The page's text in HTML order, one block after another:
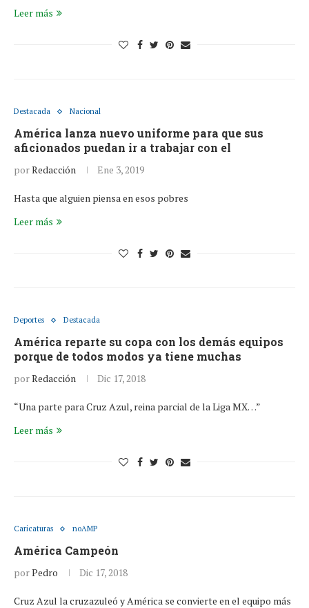
Leer más
Destacada Nacional
América lanza nuevo uniforme para que sus
aficionados puedan ir a trabajar con el
porRedacción Ene 3, 2019
Hasta que alguien piensa en esos pobres
Leer más
Deportes Destacada
América reparte su copa con los demás equipos
porque de todos modos ya tiene muchas
porRedacción Dic 17, 2018
“Una parte para Cruz Azul, reina parcial de la Liga MX…”
Leer más
Caricaturas noAMP
América Campeón
porPedro Dic 17, 2018
Cruz Azul la cruzazuleó y América se convierte en el equipo más